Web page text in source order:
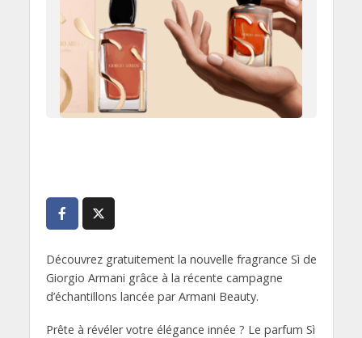
Découvrez gratuitement la nouvelle fragrance Sì de
Giorgio Armani grâce à la récente campagne
d’échantillons lancée par Armani Beauty.
Prête à révéler votre élégance innée ? Le parfum Sì